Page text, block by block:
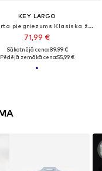
KEY LARGO
Standarta piegriezums Klasiska žakete 'MSW Toty'
71,99 €
Sākotnējā cena: 89,99 €
Pēdējā zemākā cena:55,99 €